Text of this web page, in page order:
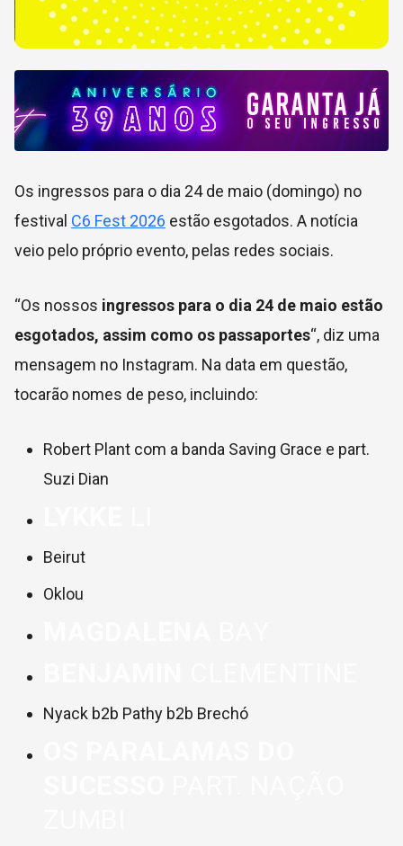
Os ingressos para o dia 24 de maio (domingo) no
festival C6 Fest 2026 estão esgotados. A notícia
veio pelo próprio evento, pelas redes sociais.
“Os nossos ingressos para o dia 24 de maio estão
esgotados, assim como os passaportes“, diz uma
mensagem no Instagram. Na data em questão,
tocarão nomes de peso, incluindo:
Robert Plant com a banda Saving Grace e part.
Suzi Dian
Beirut
Oklou
Nyack b2b Pathy b2b Brechó